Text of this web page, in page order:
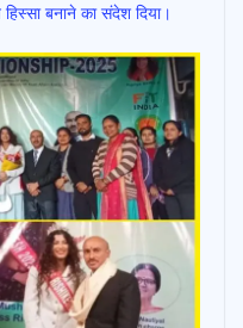
बनाने का संदेश दिया।